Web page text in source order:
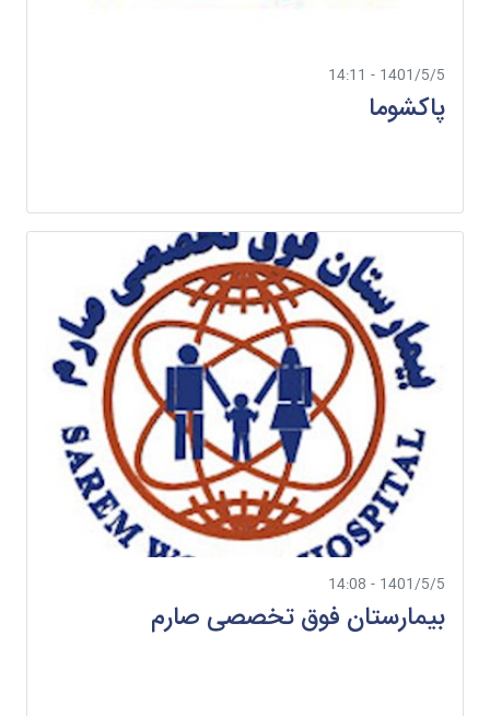
1401/5/5 - 14:11
پاکشوما
1401/5/5 - 14:08
بیمارستان فوق تخصصی صارم